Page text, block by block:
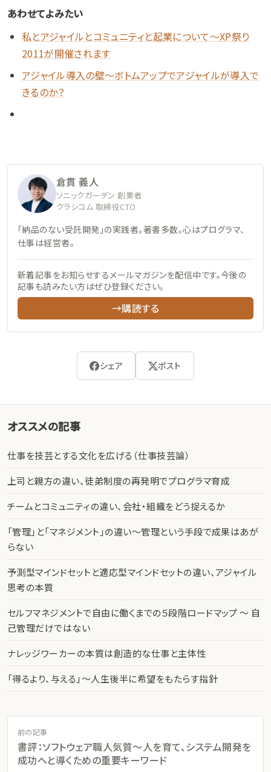
あわせてよみたい
私とアジャイルとコミュニティと起業について〜XP祭り
2011が開催されます
アジャイル導入の壁〜ボトムアップでアジャイルが導入で
きるのか？
倉貫 義人
ソニックガーデン 創業者
クラシコム 取締役CTO
「納品のない受託開発」の実践者。著書多数。心はプログラマ、
仕事は経営者。
新着記事をお知らせするメールマガジンを配信中です。今後の
記事も読みたい方はぜひ登録ください。
→購読する
シェア ポスト
オススメの記事
仕事を技芸とする文化を広げる（仕事技芸論）
上司と親方の違い、徒弟制度の再発明でプログラマ育成
チームとコミュニティの違い、会社・組織をどう捉えるか
「管理」と「マネジメント」の違い〜管理という手段で成果はあが
らない
予測型マインドセットと適応型マインドセットの違い、アジャイル
思考の本質
セルフマネジメントで自由に働くまでの５段階ロードマップ 〜 自
己管理だけではない
ナレッジワーカーの本質は創造的な仕事と主体性
「得るより、与える」〜人生後半に希望をもたらす指針
前の記事
書評：ソフトウェア職人気質〜人を育て、システム開発を
成功へと導くための重要キーワード